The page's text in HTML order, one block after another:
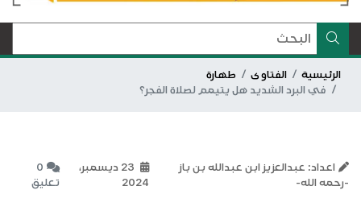
الرئيسية الفتاوى
طهارة
في البرد الشديد هل يتيمم لصلاة الفجر؟
اعداد: عبدالعزيز ابن عبدالله بن باز
-رحمه الله-
23 ديسمبر،
2024
0
تعليق